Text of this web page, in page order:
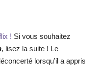
! Si vous souhaitez
, lisez la suite ! Le
lorsqu’il a appris